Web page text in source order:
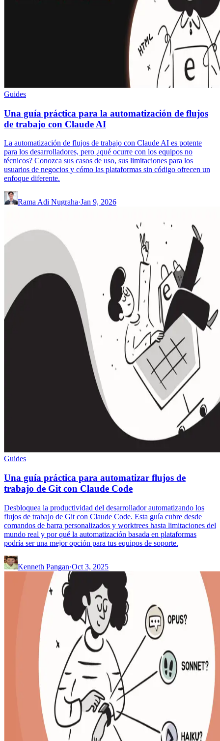
Guides
Una guía práctica para la automatización de flujos
de trabajo con Claude AI
La automatización de flujos de trabajo con Claude AI es potente
para los desarrolladores, pero ¿qué ocurre con los equipos no
técnicos? Conozca sus casos de uso, sus limitaciones para los
usuarios de negocios y cómo las plataformas sin código ofrecen un
enfoque diferente.
Rama Adi Nugraha·Jan 9, 2026
Guides
Una guía práctica para automatizar flujos de
trabajo de Git con Claude Code
Desbloquea la productividad del desarrollador automatizando los
flujos de trabajo de Git con Claude Code. Esta guía cubre desde
comandos de barra personalizados y worktrees hasta limitaciones del
mundo real y por qué la automatización basada en plataformas
podría ser una mejor opción para tus equipos de soporte.
Kenneth Pangan·Oct 3, 2025